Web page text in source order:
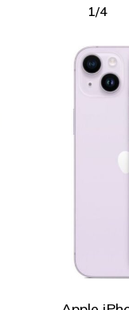
1/4